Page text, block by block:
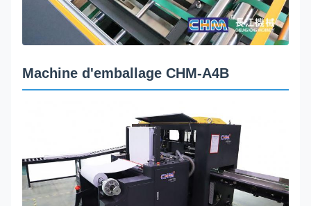
Machine d'emballage CHM-A4B